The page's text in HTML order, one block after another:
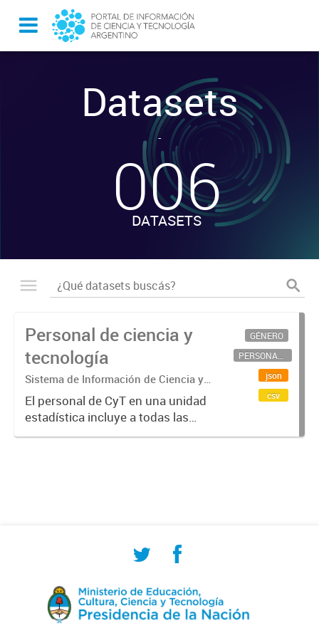
Datasets
-
006
DATASETS
Personal de ciencia y
tecnología
Sistema de Información de Ciencia y
Tecnología Argentino (SICYTAR)
El personal de CyT en una unidad
estadística incluye a todas las
personas involucradas
GÉNERO
PERSONAL CIENTÍFICO-TECNOLÓGICO
json
csv